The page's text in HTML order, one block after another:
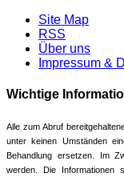
Site Map
RSS
Über uns
Impressum &
Wichtige
Alle zum Abruf
unter keinen Umständen
Behandlung ersetzen. Im
werden. Die Informationen